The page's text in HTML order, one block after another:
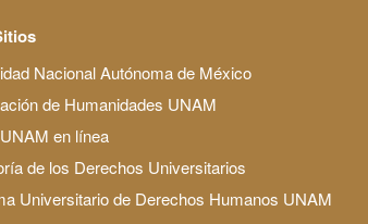
Nacional Autónoma de México
de Humanidades UNAM
en línea
de los Derechos Universitarios
Universitario de Derechos Humanos UNAM